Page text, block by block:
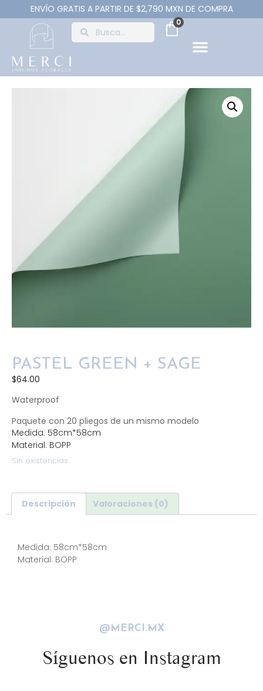
ENVÍO GRATIS A PARTIR DE $2,790 MXN DE COMPRA
0
PASTEL GREEN + SAGE
$64.00
Waterproof
Paquete con 20 pliegos de un mismo modelo
Medida: 58cm*58cm
Material: BOPP
Sin existencias
Descripción Valoraciones (0)
Medida: 58cm*58cm
Material: BOPP
@MERCI.MX
Síguenos en Instagram